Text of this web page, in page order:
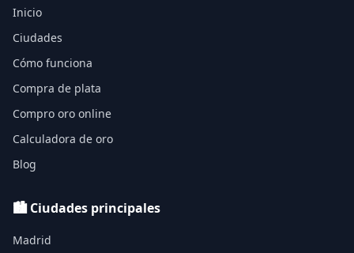
Inicio
Ciudades
Cómo funciona
Compra de plata
Compro oro online
Calculadora de oro
Blog
🏙️ Ciudades principales
Madrid